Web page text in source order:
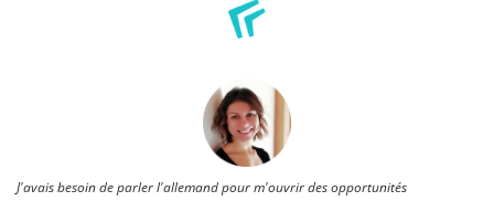
J'avais besoin de parler l'allemand pour m'ouvrir des opportunités